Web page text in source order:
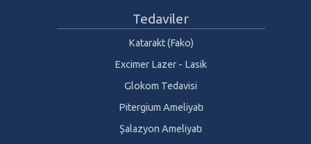
Tedaviler
Katarakt (Fako)
Excimer Lazer - Lasik
Glokom Tedavisi
Pitergium Ameliyatı
Şalazyon Ameliyatı